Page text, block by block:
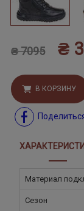
₴ 7095 ₴
В КОРЗИНУ
Материал
Сезон